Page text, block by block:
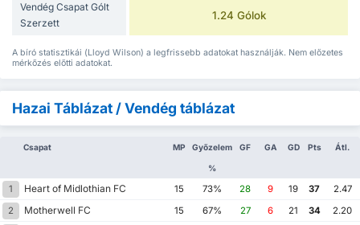
Vendég Csapat Gólt
Szerzett
1.24 Gólok
A bíró statisztikái (Lloyd Wilson) a legfrissebb adatokat használják. Nem előzetes
mérkőzés előtti adatokat.
Hazai Táblázat / Vendég táblázat
Csapat MP Győzelem
%
GF GA GD Pts Átl.
1 Heart of Midlothian FC 15 73% 28 9 19 37
2.47
2
Motherwell FC 15 67% 27 6 21 34
2.20